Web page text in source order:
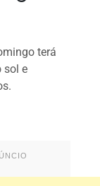
terá
sol e